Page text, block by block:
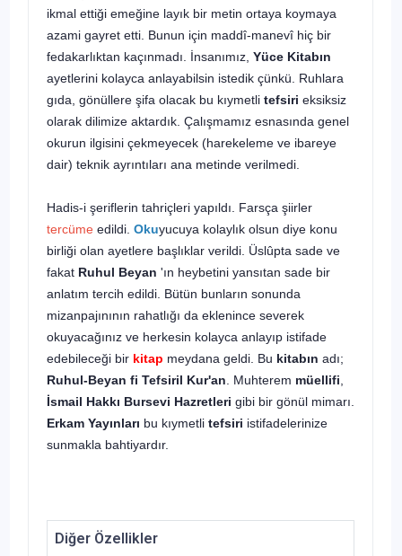
ikmal ettiği emeğine layık bir metin ortaya koymaya
azami gayret etti. Bunun için maddî-manevî hiç bir
fedakarlıktan kaçınmadı. İnsanımız, Yüce Kitabın
ayetlerini kolayca anlayabilsin istedik çünkü. Ruhlara
gıda, gönüllere şifa olacak bu kıymetli tefsiri eksiksiz
olarak dilimize aktardık. Çalışmamız esnasında genel
okurun ilgisini çekmeyecek (harekeleme ve ibareye
dair) teknik ayrıntıları ana metinde verilmedi.
Hadis-i şeriflerin tahriçleri yapıldı. Farsça şiirler
tercüme edildi. Okuyucuya kolaylık olsun diye konu
birliği olan ayetlere başlıklar verildi. Üslûpta sade ve
fakat Ruhul Beyan 'ın heybetini yansıtan sade bir
anlatım tercih edildi. Bütün bunların sonunda
mizanpajınının rahatlığı da eklenince severek
okuyacağınız ve herkesin kolayca anlayıp istifade
edebileceği bir kitap meydana geldi. Bu kitabın adı;
Ruhul-Beyan fi Tefsiril Kur'an . Muhterem müellifi
İsmail Hakkı Bursevi Hazretleri gibi bir gönül mimarı.
Erkam Yayınları bu kıymetli tefsiri istifadelerinize
sunmakla bahtiyardır.
Diğer Özellikler